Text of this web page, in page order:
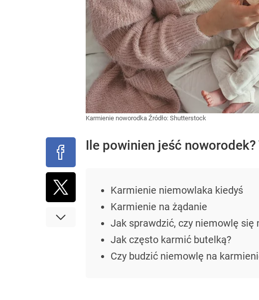
Karmienie noworodka Źródło: Shutterstock
Ile powinien jeść
Karmienie niemowlaka kiedyś
Karmienie na żądanie
Jak sprawdzić, czy niemowlę się
Jak często karmić butelką?
Czy budzić niemowlę na